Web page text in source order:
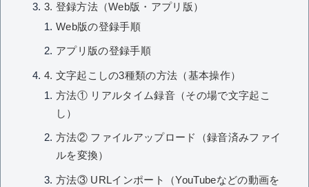
3. 登録方法（Web版・アプリ版）
Web版の登録手順
アプリ版の登録手順
4. 文字起こしの3種類の方法（基本操作）
方法① リアルタイム録音（その場で文字起こ
し）
方法② ファイルアップロード（録音済みファイ
ルを変換）
方法③ URLインポート（YouTubeなどの動画を